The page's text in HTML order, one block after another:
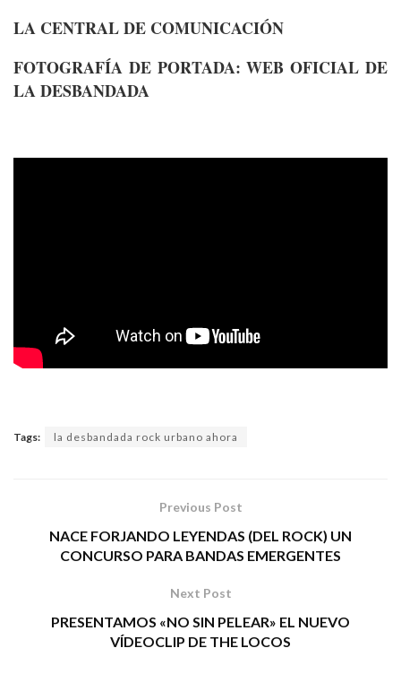
LA CENTRAL DE COMUNICACIÓN
FOTOGRAFÍA DE PORTADA: WEB OFICIAL DE
LA DESBANDADA
Tags: la desbandada rock urbano ahora
Previous Post
NACE FORJANDO LEYENDAS (DEL ROCK) UN
CONCURSO PARA BANDAS EMERGENTES
Next Post
PRESENTAMOS «NO SIN PELEAR» EL NUEVO
VÍDEOCLIP DE THE LOCOS